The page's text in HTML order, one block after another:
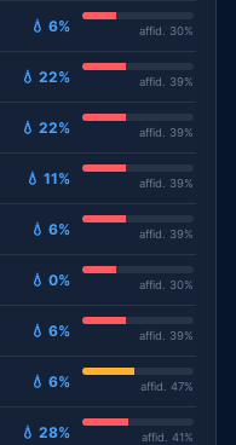
💧 6% affid. 30%
💧 22% affid. 39%
💧 22% affid. 39%
💧 11% affid. 39%
💧 6% affid. 39%
💧 0% affid. 30%
💧 6% affid. 39%
💧 6% affid. 47%
💧 28% affid. 41%